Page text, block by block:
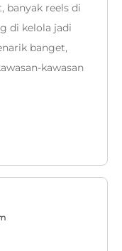
banyak reels di
di kelola jadi
banget,
kawasan